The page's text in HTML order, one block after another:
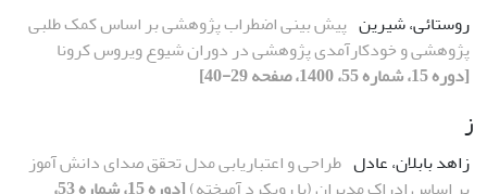
روستائی، شیرین پیش ‏بینی اضطراب پژوهشی بر اساس کمک طلبی
پژوهشی و خودکارآمدی پژوهشی در دوران شیوع ویروس کرونا
[دوره 15، شماره 55، 1400، صفحه 29-40]
ز
زاهد بابلان، عادل طراحی و اعتباریابی مدل تحقق صدای دانش ‏آموز